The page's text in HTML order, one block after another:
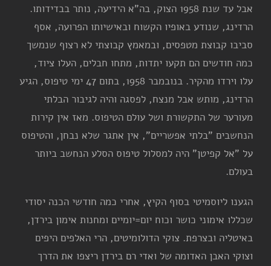
אבל עד שנת 1958 הצוק, בה"א הידיעה, נותר בבדידותו.
הרדינג, שנודע באופיו הקשוח ובאישיותו הפרועה, אסף
סביבו קבוצת מטפסים, ובמאמץ קבוצתי לא רצוף שנמשך
כמה חודשים הם תקעו יתדות, מתחו חבלים, העלו ציוד,
עלו וירדו מהקיר. בנובמבר 1958, בתום 47 ימי טיפוס, הגיע
הרדינג, מותש אבל מנצח, לפסגה והיה לגיבור הבלתי
מעורער של התקשורת ושל עולם הטיפוס. מאז אין קירות
הנחשבים "בלתי אפשריים", אין אתגר שלא נבחן, והטיפוס
על "אל קפיטן" היה למסלול טיפוס הסלע הנחשב ביותר
בעולם.
הגענו ליוסמיטי בסוף הקיץ, אחרי כמה חודשי הכנה יסודי
שכללו אימוני כושר וכוח יום=יומיים ומחנות אימון בירדן,
באיטליה ובצרפת. צוקי הדולומיטים, הרי האלפים היפים
וצוקי האבן האדומה של ואדי רם בירדן ריצפו את הדרך